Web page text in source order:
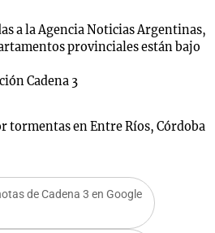
a la Agencia Noticias Argentinas,
provinciales están bajo
Cadena 3
tormentas en Entre Ríos, Córdoba
de Cadena 3 en Google